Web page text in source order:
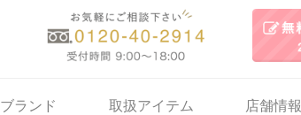
ブランド 取扱アイテム 店舗情報